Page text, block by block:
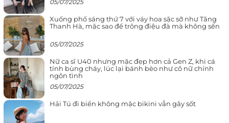
05/07/2025
Xuống phố sáng thứ 7 với váy hoa sặc sỡ như Tăng
Thanh Hà, mặc sao để trông điệu đà mà không sến
05/07/2025
Nữ ca sĩ U40 nhưng mặc đẹp hơn cả Gen Z, khi cá
tính bùng cháy, lúc lại bánh bèo như cô nữ chính
ngôn tình
05/07/2025
Hải Tú đi biển không mặc bikini vẫn gây sốt